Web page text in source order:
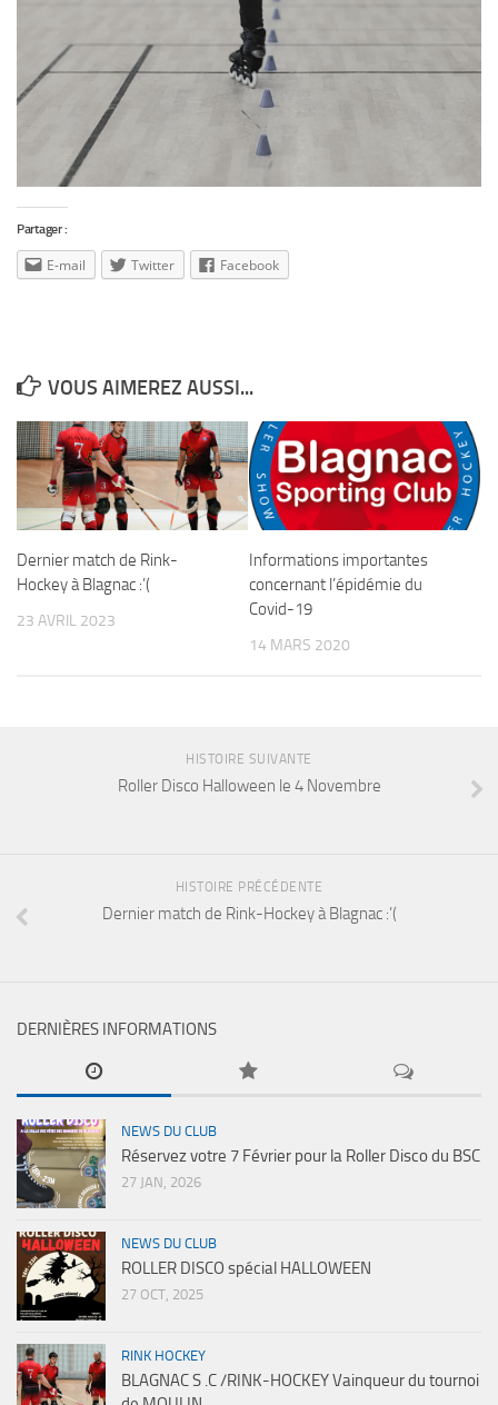
Partager :
E-mail Twitter Facebook
VOUS AIMEREZ AUSSI...
Dernier match de Rink-
Hockey à Blagnac :’(
23 AVRIL 2023
Informations importantes
concernant l’épidémie du
Covid-19
14 MARS 2020
HISTOIRE SUIVANTE
Roller Disco Halloween le 4 Novembre
HISTOIRE PRÉCÉDENTE
Dernier match de Rink-Hockey à Blagnac :’(
DERNIÈRES INFORMATIONS
NEWS DU CLUB
Réservez votre 7 Février pour la Roller Disco du BSC
27 JAN, 2026
NEWS DU CLUB
ROLLER DISCO spécial HALLOWEEN
27 OCT, 2025
RINK HOCKEY
BLAGNAC S .C /RINK-HOCKEY Vainqueur du tournoi